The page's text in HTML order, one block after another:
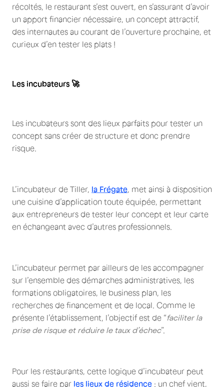
récoltés, le restaurant s’est ouvert, en s’assurant d’avoir
un apport financier nécessaire, un concept attractif,
des internautes au courant de l’ouverture prochaine, et
curieux d’en tester les plats !
Les incubateurs 🚀
Les incubateurs sont des lieux parfaits pour tester un
concept sans créer de structure et donc prendre
risque.
L’incubateur de Tiller, la Frégate , met ainsi à disposition
une cuisine d’application toute équipée, permettant
aux entrepreneurs de tester leur concept et leur carte
en échangeant avec d’autres professionnels.
L’incubateur permet par ailleurs de les accompagner
sur l’ensemble des démarches administratives, les
formations obligatoires, le business plan, les
recherches de financement et de local. Comme le
présente l’établissement, l’objectif est de “faciliter la
prise de risque et réduire le taux d’échec”.
Pour les restaurants, cette logique d’incubateur peut
aussi se faire par les lieux de résidence : un chef vient,